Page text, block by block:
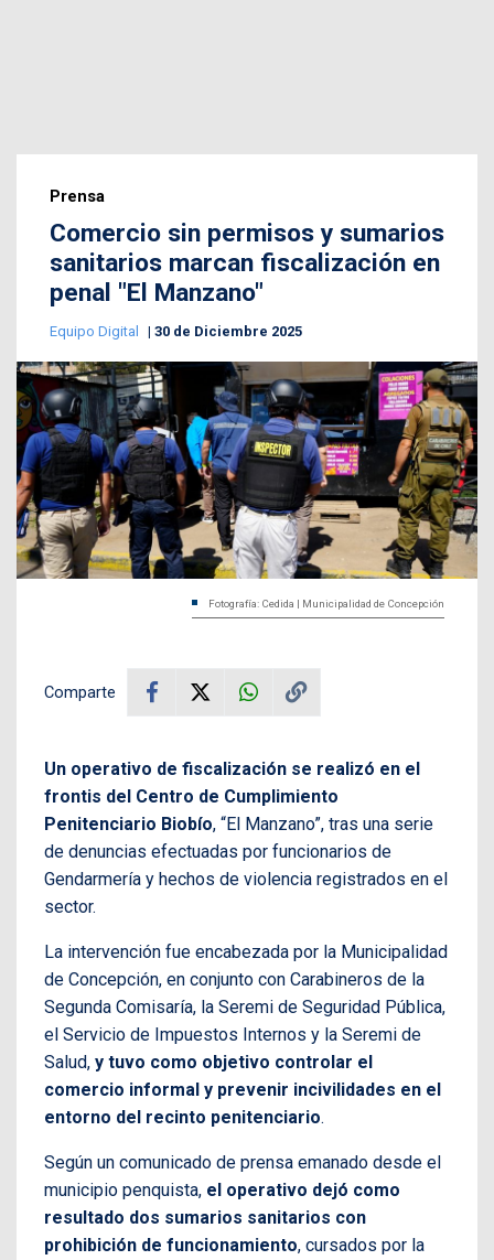
Prensa
Comercio sin permisos y sumarios
sanitarios marcan fiscalización en
penal "El Manzano"
Equipo Digital 30 de Diciembre 2025
Fotografía: Cedida | Municipalidad de Concepción
Comparte
Un operativo de fiscalización se realizó en el
frontis del Centro de Cumplimiento
Penitenciario Biobío, “El Manzano”, tras una serie
de denuncias efectuadas por funcionarios de
Gendarmería y hechos de violencia registrados en el
sector.
La intervención fue encabezada por la Municipalidad
de Concepción, en conjunto con Carabineros de la
Segunda Comisaría, la Seremi de Seguridad Pública,
el Servicio de Impuestos Internos y la Seremi de
Salud, y tuvo como objetivo controlar el
comercio informal y prevenir incivilidades en el
entorno del recinto penitenciario.
Según un comunicado de prensa emanado desde el
municipio penquista, el operativo dejó como
resultado dos sumarios sanitarios con
prohibición de funcionamiento, cursados por la